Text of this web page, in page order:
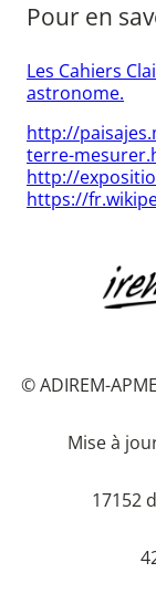
Pour en
Les Cahiers
astronome.
http://
terre-
http://
https://
© ADIREM-
Mise à
17152